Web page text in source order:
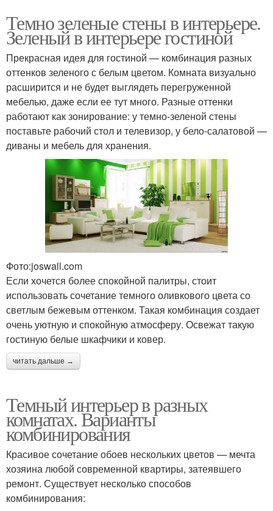
Темно зеленые стены в интерьере.
Зеленый в интерьере гостиной
Прекрасная идея для гостиной — комбинация разных
оттенков зеленого с белым цветом. Комната визуально
расширится и не будет выглядеть перегруженной
мебелью, даже если ее тут много. Разные оттенки
работают как зонирование: у темно-зеленой стены
поставьте рабочий стол и телевизор, у бело-салатовой —
диваны и мебель для хранения.
Фото:joswall.com
Если хочется более спокойной палитры, стоит
использовать сочетание темного оливкового цвета со
светлым бежевым оттенком. Такая комбинация создает
очень уютную и спокойную атмосферу. Освежат такую
гостиную белые шкафчики и ковер.
читать дальше →
Темный интерьер в разных
комнатах. Варианты
комбинирования
Красивое сочетание обоев нескольких цветов — мечта
хозяина любой современной квартиры, затеявшего
ремонт. Существует несколько способов
комбинирования: